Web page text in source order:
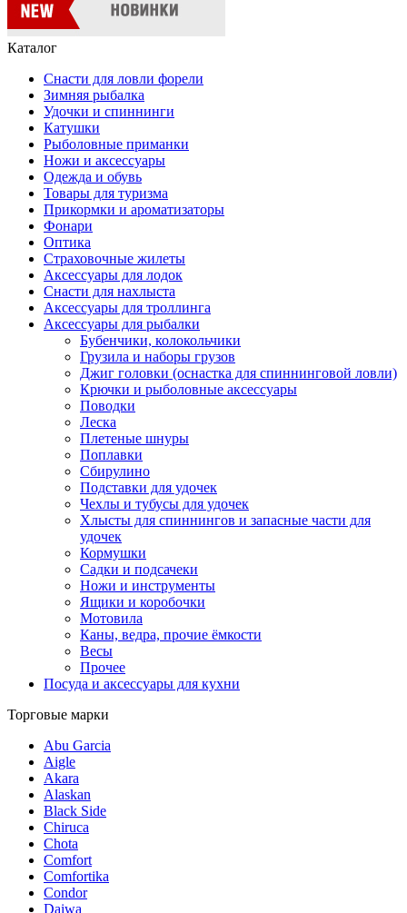
Каталог
Снасти для ловли форели
Зимняя рыбалка
Удочки и спиннинги
Катушки
Рыболовные приманки
Ножи и аксессуары
Одежда и обувь
Товары для туризма
Прикормки и ароматизаторы
Фонари
Оптика
Страховочные жилеты
Аксессуары для лодок
Снасти для нахлыста
Аксессуары для троллинга
Аксессуары для рыбалки
Бубенчики, колокольчики
Грузила и наборы грузов
Джиг головки (оснастка для спиннинговой ловли)
Крючки и рыболовные аксессуары
Поводки
Леска
Плетеные шнуры
Поплавки
Сбирулино
Подставки для удочек
Чехлы и тубусы для удочек
Хлысты для спиннингов и запасные части для
удочек
Кормушки
Садки и подсачеки
Ножи и инструменты
Ящики и коробочки
Мотовила
Каны, ведра, прочие ёмкости
Весы
Прочее
Посуда и аксессуары для кухни
Торговые марки
Abu Garcia
Aigle
Akara
Alaskan
Black Side
Chiruca
Chota
Comfort
Comfortika
Condor
Daiwa